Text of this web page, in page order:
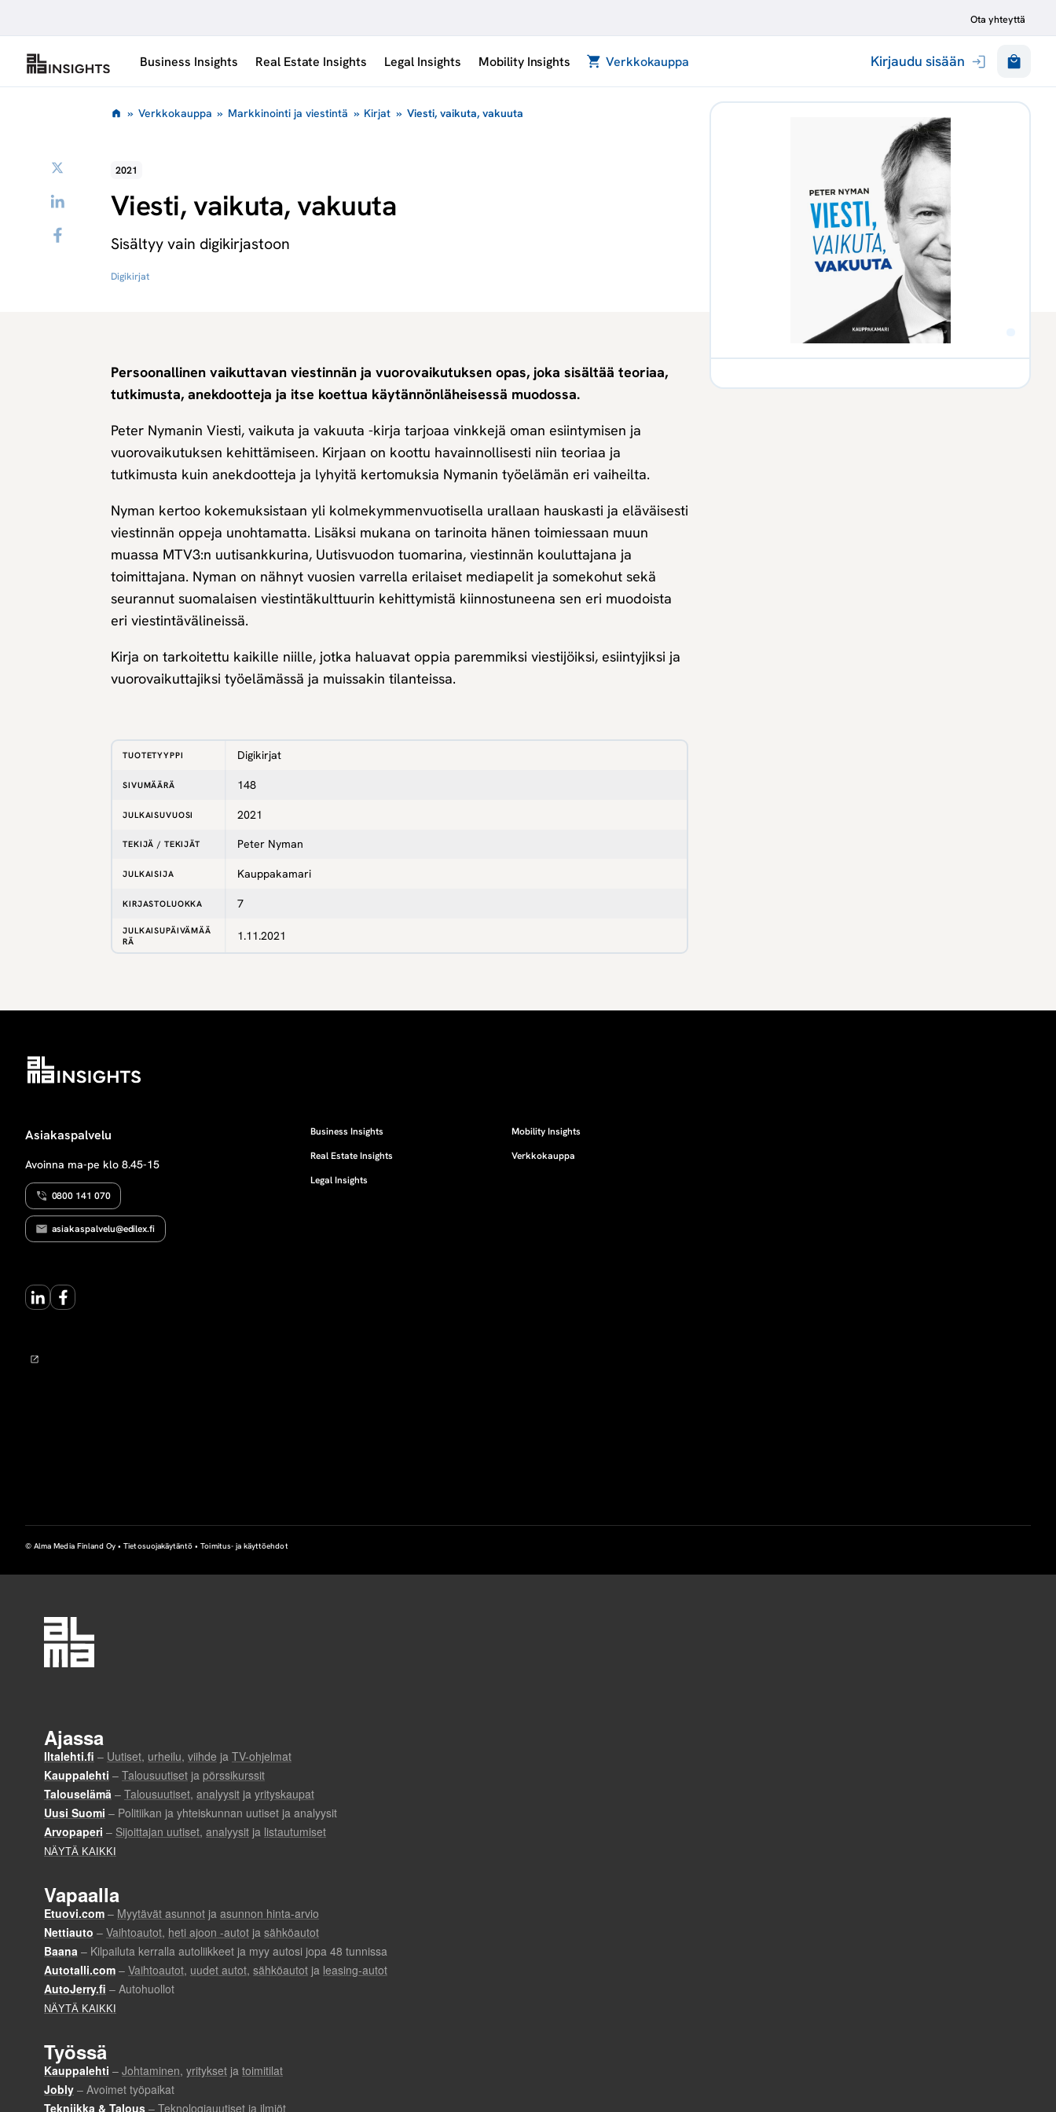
Ota yhteyttä
Business Insights Real Estate Insights Legal Insights Mobility Insights Verkkokauppa Kirjaudu sisään
LinkedIn
» Verkkokauppa » Markkinointi ja viestintä » Kirjat » Viesti, vaikuta, vakuuta
2021
Viesti, vaikuta, vakuuta
Sisältyy vain digikirjastoon
Digikirjat
Persoonallinen vaikuttavan viestinnän ja vuorovaikutuksen opas, joka sisältää teoriaa,
tutkimusta, anekdootteja ja itse koettua käytännönläheisessä muodossa.
Peter Nymanin Viesti, vaikuta ja vakuuta -kirja tarjoaa vinkkejä oman esiintymisen ja
vuorovaikutuksen kehittämiseen. Kirjaan on koottu havainnollisesti niin teoriaa ja
tutkimusta kuin anekdootteja ja lyhyitä kertomuksia Nymanin työelämän eri vaiheilta.
Nyman kertoo kokemuksistaan yli kolmekymmenvuotisella urallaan hauskasti ja eläväisesti
viestinnän oppeja unohtamatta. Lisäksi mukana on tarinoita hänen toimiessaan muun
muassa MTV3:n uutisankkurina, Uutisvuodon tuomarina, viestinnän kouluttajana ja
toimittajana. Nyman on nähnyt vuosien varrella erilaiset mediapelit ja somekohut sekä
seurannut suomalaisen viestintäkulttuurin kehittymistä kiinnostuneena sen eri muodoista
eri viestintävälineissä.
Kirja on tarkoitettu kaikille niille, jotka haluavat oppia paremmiksi viestijöiksi, esiintyjiksi ja
vuorovaikuttajiksi työelämässä ja muissakin tilanteissa.
TUOTETYYPPI Digikirjat
SIVUMÄÄRÄ 148
JULKAISUVUOSI 2021
TEKIJÄ / TEKIJÄT Peter Nyman
JULKAISIJA Kauppakamari
KIRJASTOLUOKKA 7
JULKAISUPÄIVÄMÄÄ
RÄ
1.11.2021
Asiakaspalvelu
Avoinna ma-pe klo 8.45-15
0800 141 070
asiakaspalvelu@edilex.fi
Business Insights
Real Estate Insights
Legal Insights
Mobility Insights
Verkkokauppa
LinkedInFacebook
© Alma Media Finland Oy •Tietosuojakäytäntö •Toimitus- ja käyttöehdot